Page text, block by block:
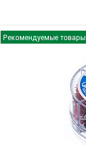
Рекомендуемые товары